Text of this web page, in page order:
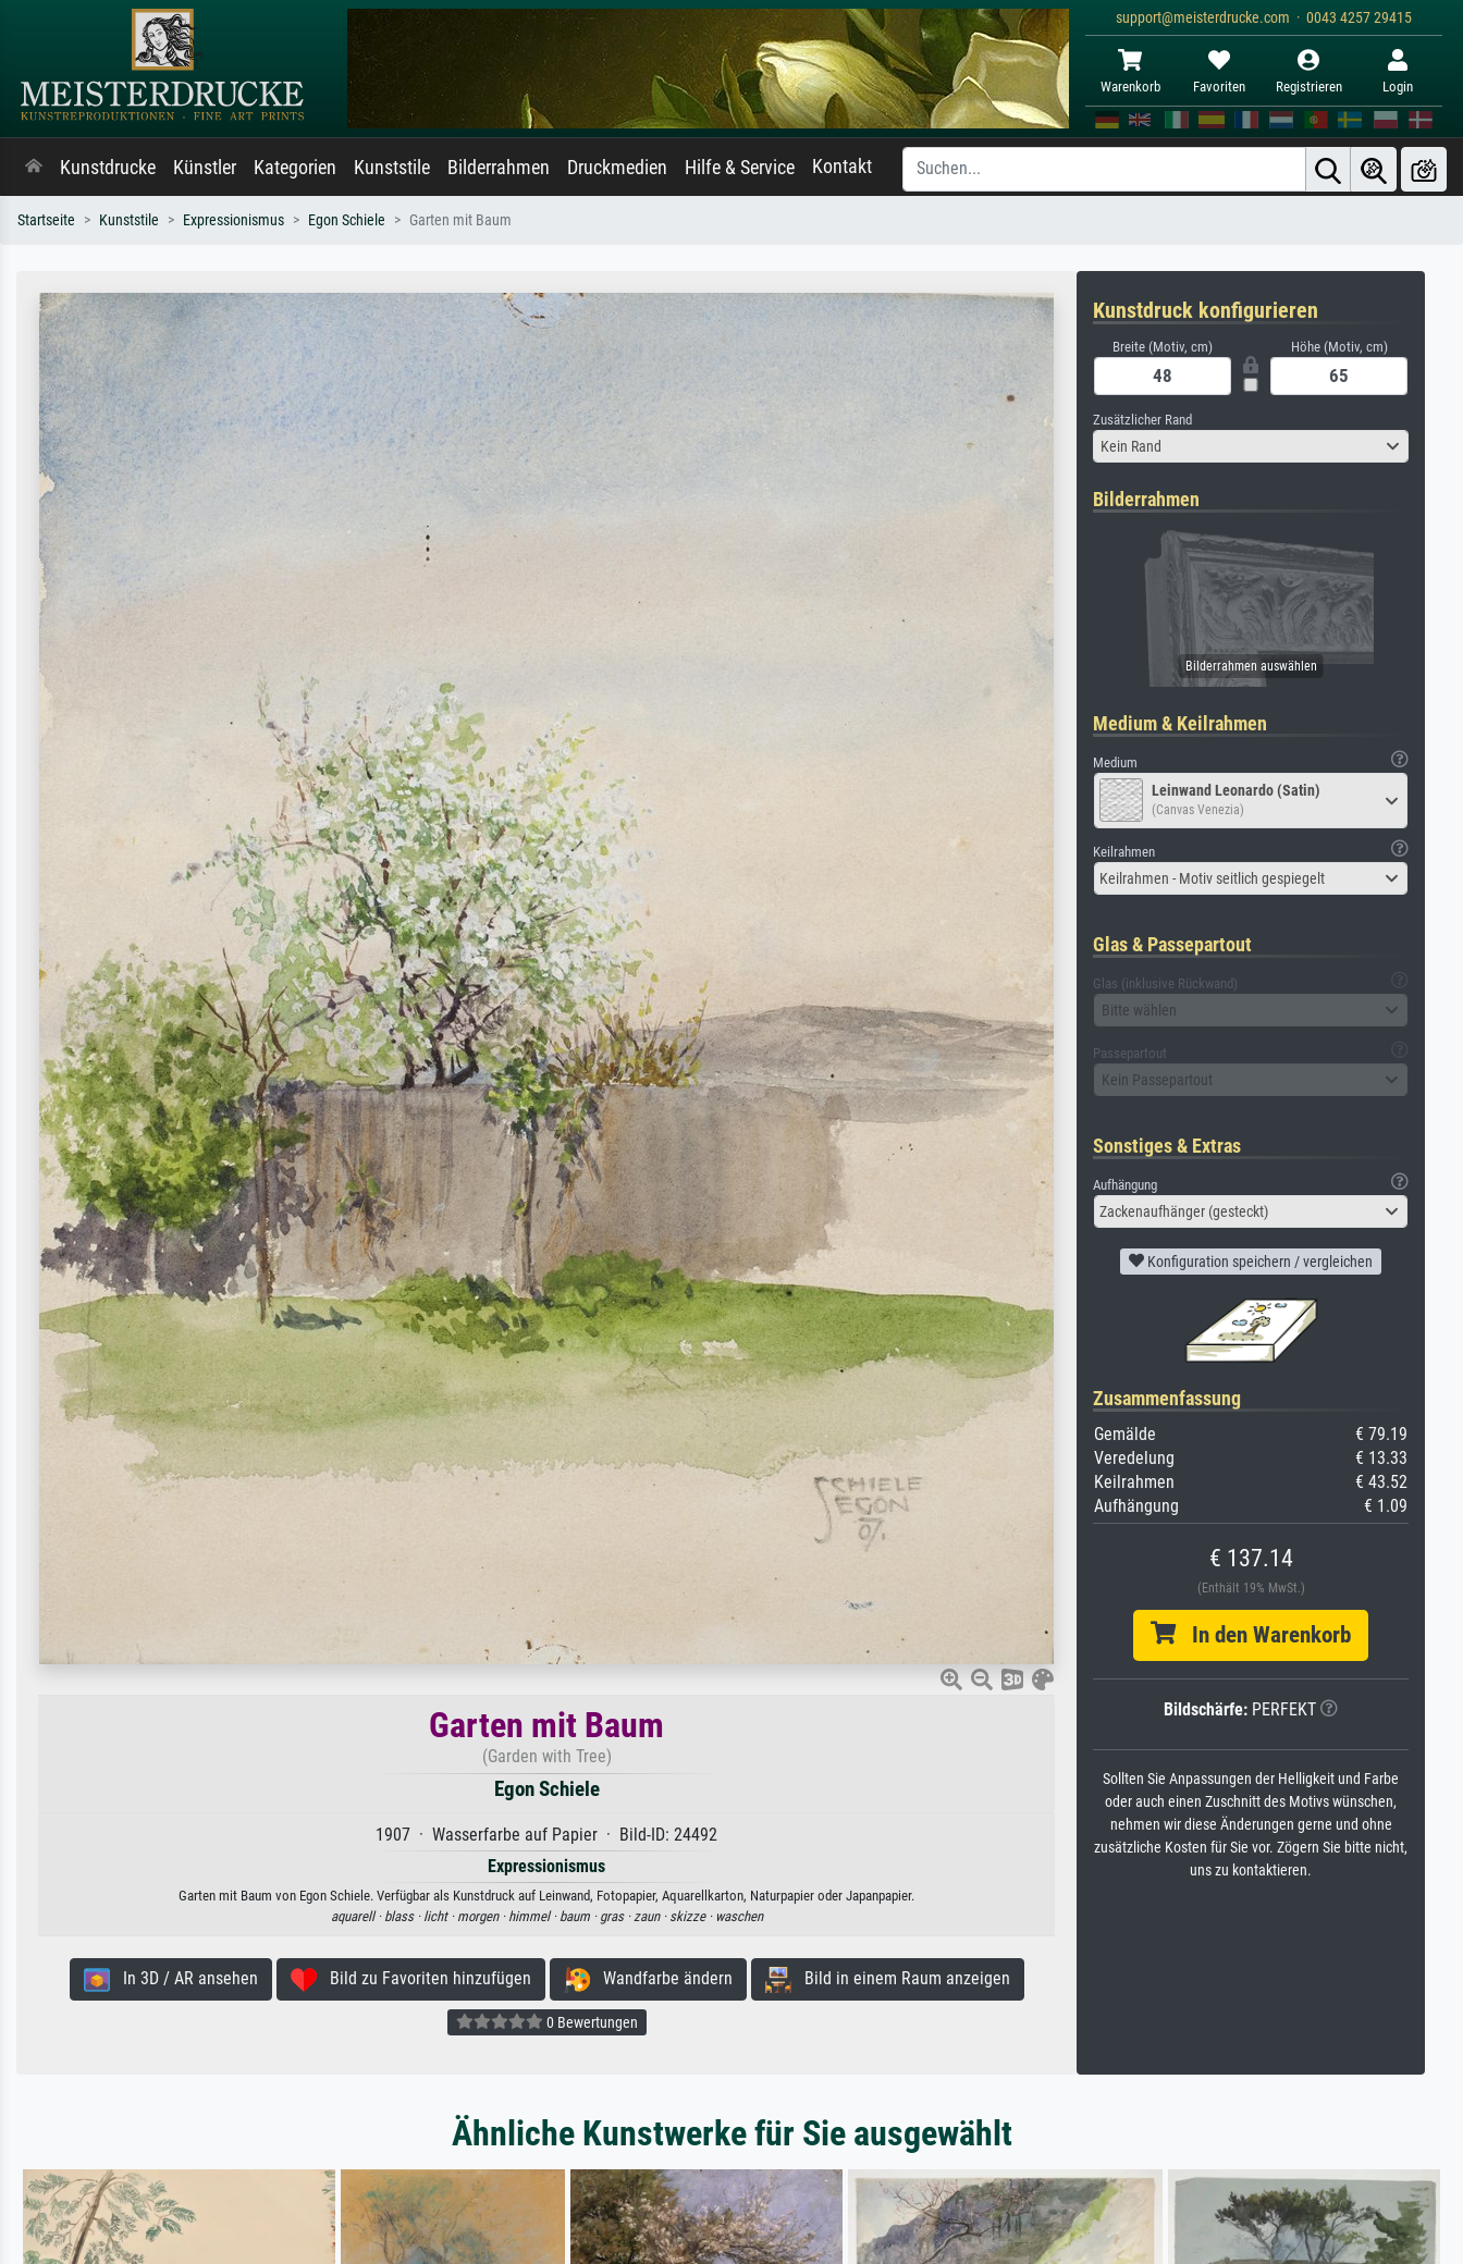
support@meisterdrucke.com · 0043 4257 29415
Warenkorb Favoriten Registrieren Login
Kunstdrucke Künstler Kategorien Kunststile Bilderrahmen Druckmedien Hilfe & Service Kontakt
Startseite Kunststile Expressionismus Egon Schiele Garten mit Baum
Garten mit Baum
(Garden with Tree)
Egon Schiele
1907 · Wasserfarbe auf Papier · Bild-ID: 24492
Expressionismus
Garten mit Baum von Egon Schiele. Verfügbar als Kunstdruck auf Leinwand, Fotopapier, Aquarellkarton, Naturpapier oder Japanpapier.
aquarell · blass · licht · morgen · himmel · baum · gras ·zaun · skizze · waschen
In 3D / AR ansehen Bild zu Favoriten hinzufügen Wandfarbe ändern Bild in einem Raum anzeigen
0 Bewertungen
Kunstdruck konfigurieren
Breite (Motiv, cm) Höhe (Motiv, cm)
Zusätzlicher Rand
Kein Rand
Bilderrahmen
Medium & Keilrahmen
Medium
Leinwand Leonardo (Satin)
(Canvas Venezia)
Keilrahmen
Keilrahmen - Motiv seitlich gespiegelt
Glas & Passepartout
Glas (inklusive Rückwand)
Bitte wählen
Passepartout
Kein Passepartout
Sonstiges & Extras
Aufhängung
Zackenaufhänger (gesteckt)
Konfiguration speichern / vergleichen
Zusammenfassung
Gemälde
€ 79.19
Veredelung
€ 13.33
Keilrahmen
€ 43.52
Aufhängung
€ 1.09
€ 137.14
(Enthält 19% MwSt.)
In den Warenkorb
Bildschärfe: PERFEKT
Sollten Sie Anpassungen der Helligkeit und Farbe
oder auch einen Zuschnitt des Motivs wünschen,
nehmen wir diese Änderungen gerne und ohne
zusätzliche Kosten für Sie vor. Zögern Sie bitte nicht,
uns zu kontaktieren.
Ähnliche Kunstwerke für Sie ausgewählt